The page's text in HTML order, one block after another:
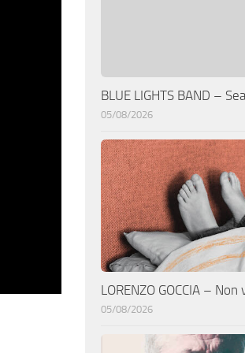
BLUE LIGHTS BAND –
05/08/2026
LORENZO GOCCIA –
05/08/2026